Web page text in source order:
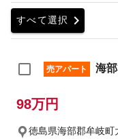
すべて選択 chevron_right
売アパート 海
98万円
徳島県海部郡牟岐町